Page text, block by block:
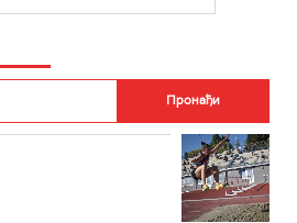
РАДИО РОКЕНРОЛЕР
ИНФО